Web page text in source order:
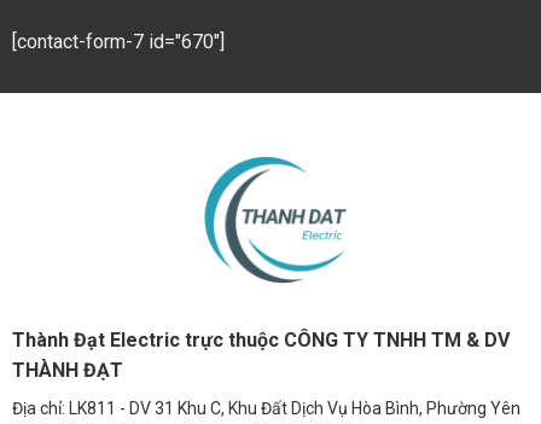
[contact-form-7 id="670"]
Thành Đạt Electric trực thuộc CÔNG TY TNHH TM & DV
THÀNH ĐẠT
Địa chỉ: LK811 - DV 31 Khu C, Khu Đất Dịch Vụ Hòa Bình, Phường Yên